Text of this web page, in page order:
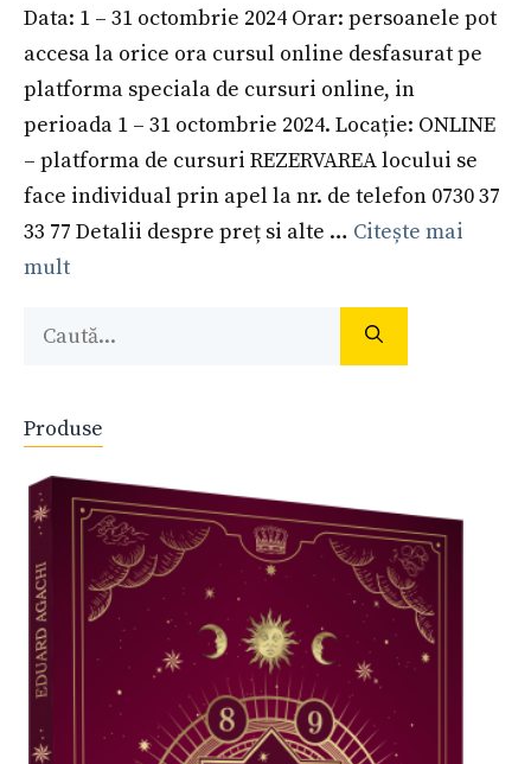
Data: 1 – 31 octombrie 2024 Orar: persoanele pot
accesa la orice ora cursul online desfasurat pe
platforma speciala de cursuri online, in
perioada 1 – 31 octombrie 2024. Locație: ONLINE
– platforma de cursuri REZERVAREA locului se
face individual prin apel la nr. de telefon 0730 37
33 77 Detalii despre preț si alte … Citește mai
mult
Caută
Produse